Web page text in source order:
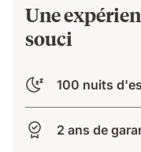
Une
souci
100 nuits
2 ans de